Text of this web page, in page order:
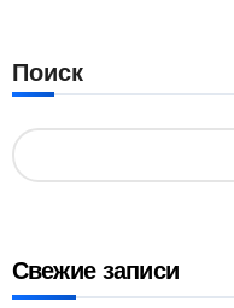
Поиск
Свежие записи